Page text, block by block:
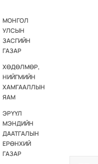
МОНГОЛ
УЛСЫН
ЗАСГИЙН
ГАЗАР
ХӨДӨЛМӨР,
НИЙГМИЙН
ХАМГААЛЛЫН
ЯАМ
ЭРҮҮЛ
МЭНДИЙН
ДААТГАЛЫН
ЕРӨНХИЙ
ГАЗАР